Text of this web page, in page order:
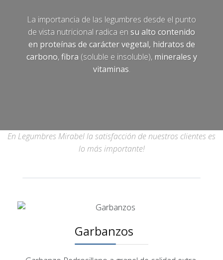
La importancia de las legumbres desde el punto
de vista nutricional radica en su alto contenido
en proteínas de carácter vegetal, hidratos de
carbono,fibra (soluble e insoluble), minerales y
vitaminas.
En Legumbres Mirabel la satisfacción de nuestros clientes es
lo más importante!
Garbanzos